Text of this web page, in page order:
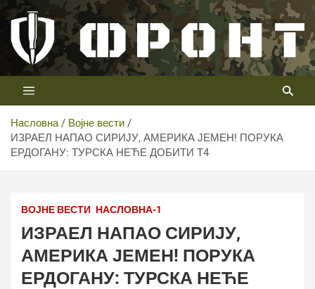
Скип
цонтент
Телевизија ФРОНТ
Први војни канал у Србији
Насловна
Војне вести
ИЗРАЕЛ НАПАО СИРИЈУ, АМЕРИКА ЈЕМЕН! ПОРУКА
ЕРДОГАНУ: ТУРСКА НЕЋЕ ДОБИТИ Т4
ВОЈНЕ ВЕСТИ НАСЛОВНА-1
ИЗРАЕЛ НАПАО СИРИЈУ,
АМЕРИКА ЈЕМЕН! ПОРУКА
ЕРДОГАНУ: ТУРСКА НЕЋЕ